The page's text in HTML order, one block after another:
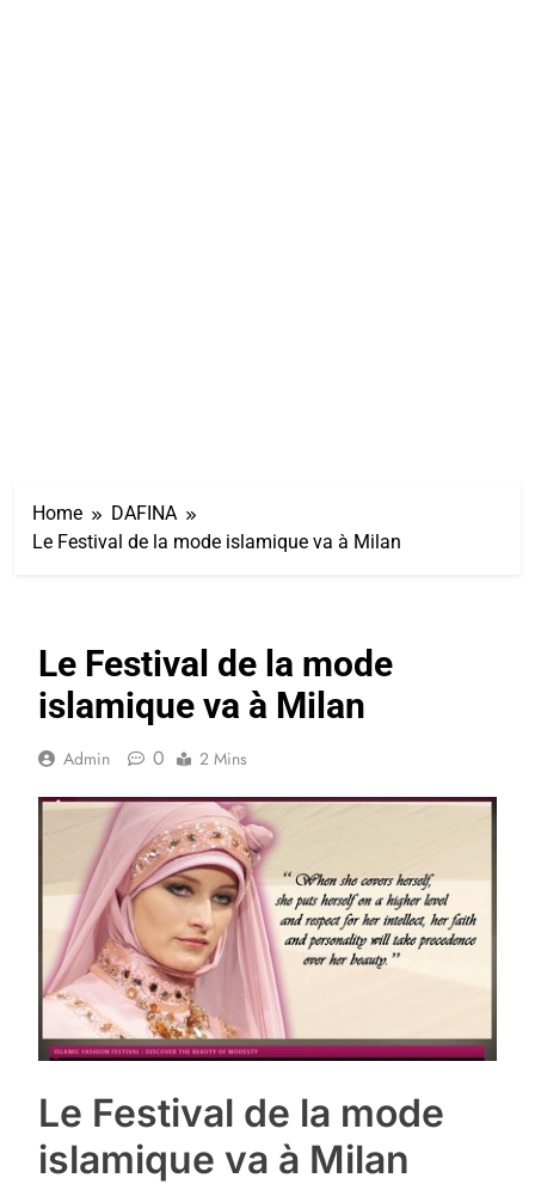
Home
DAFINA
Le Festival de la mode islamique va à Milan
Le Festival de la mode
islamique va à Milan
Admin 0 2 Mins
Le Festival de la mode
islamique va à Milan